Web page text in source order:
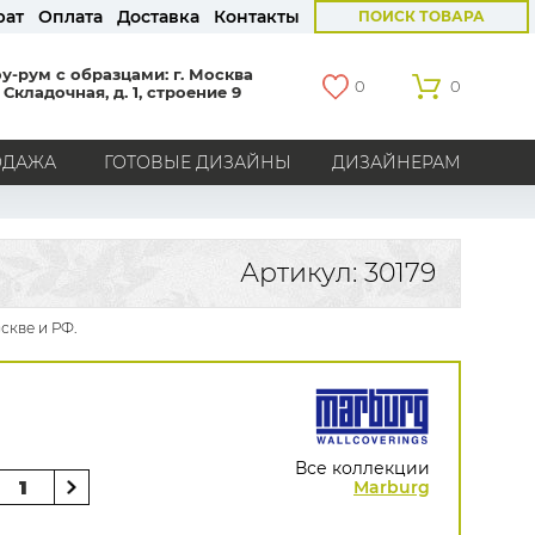
Оплата Доставка Контакты ПОИСК ТОВАРА
рум с образцами: г. Москва
Складочная, д. 1, строение 9
0 0
ГОТОВЫЕ ДИЗАЙНЫ ДИЗАЙНЕРАМ
Америка
Англия Бельгия
Германия
Голландия
Россия Все страны
York
Bernardo Bartalucci
Zambaiti
AS Creation
Hygge Roll
Grandeco
Артикул: 30179
и РФ.
Все коллекции
Marburg